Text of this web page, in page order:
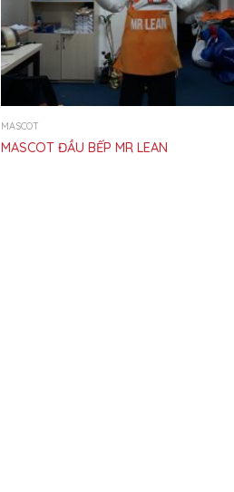
MASCOT
MASCOT ĐẦU BẾP MR LEAN